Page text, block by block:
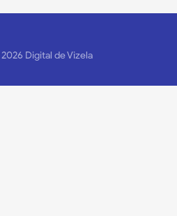
2026 Digital de Vizela